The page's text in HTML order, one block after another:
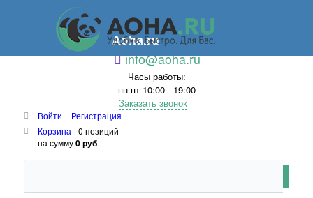
Aoha.ru
info@aoha.ru
Часы работы:
пн-пт 10:00 - 19:00
Заказать звонок
Войти
Регистрация
Корзина
0 позиций
на сумму0 руб